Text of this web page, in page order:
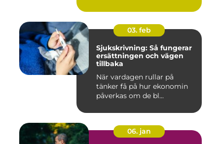
03. feb
Sjukskrivning: Så fungerar
ersättningen och vägen
tillbaka
När vardagen rullar på
tänker få på hur ekonomin
påverkas om de bl...
06. jan